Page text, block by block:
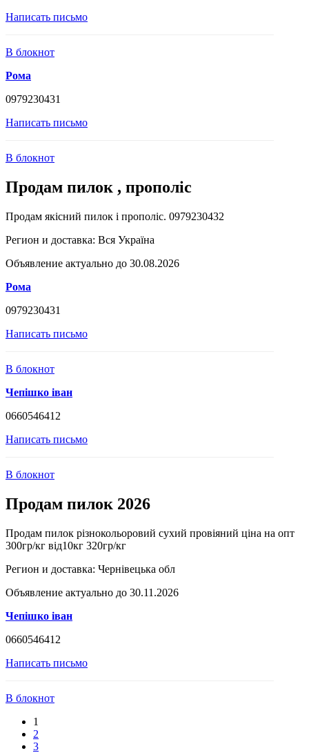
Написать письмо
В блокнот
Рома
0979230431
Написать письмо
В блокнот
Продам пилок , прополіс
Продам якісний пилок і прополіс. 0979230432
Регион и доставка: Вся Україна
Объявление актуально до 30.08.2026
Рома
0979230431
Написать письмо
В блокнот
Чепішко іван
0660546412
Написать письмо
В блокнот
Продам пилок 2026
Продам пилок різнокольоровий сухий провіяний ціна на опт
300гр/кг від10кг 320гр/кг
Регион и доставка: Чернівецька обл
Объявление актуально до 30.11.2026
Чепішко іван
0660546412
Написать письмо
В блокнот
1
2
3